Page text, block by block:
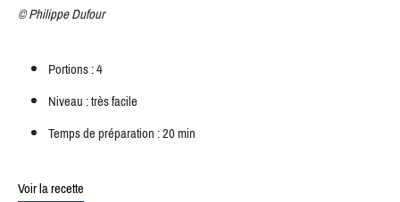
© Philippe Dufour
Portions : 4
Niveau : très facile
Temps de préparation : 20 min
Voir la recette